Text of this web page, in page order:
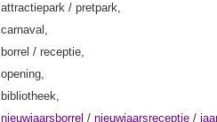
attractiepark / pretpark,
carnaval,
borrel / receptie,
opening,
bibliotheek,
nieuwjaarsborrel / nieuwjaarsreceptie /